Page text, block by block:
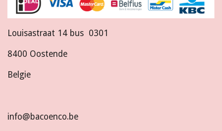
Louisastraat 14 bus 0301
8400 Oostende
Belgie
info@bacoenco.be